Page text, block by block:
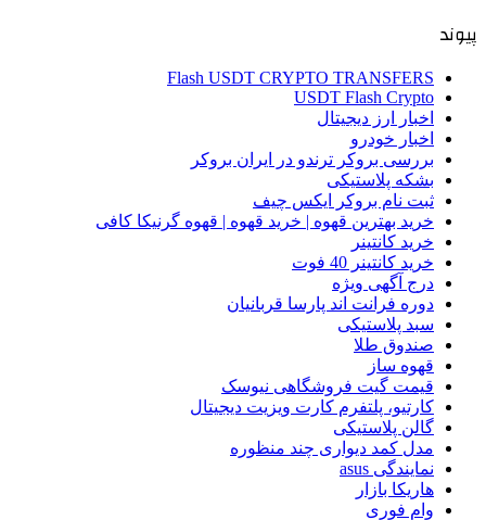
پیوند
Flash USDT CRYPTO TRANSFERS
USDT Flash Crypto
اخبار ارز دیجیتال
اخبار خودرو
بررسی بروکر ترندو در ایران بروکر
بشکه پلاستیکی
ثبت نام بروکر ایکس چیف
خرید بهترین قهوه | خرید قهوه | قهوه گرنیکا کافی
خرید کانتینر
خرید کانتینر 40 فوت
درج آگهی ویژه
دوره فرانت اند پارسا قربانیان
سبد پلاستیکی
صندوق طلا
قهوه ساز
قیمت گیت فروشگاهی نیوسک
کارتیو، پلتفرم کارت ویزیت دیجیتال
گالن پلاستیکی
مدل کمد دیواری چند منظوره
نمایندگی asus
هاریکا بازار
وام فوری